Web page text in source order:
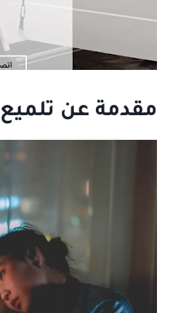
مقدمة عن